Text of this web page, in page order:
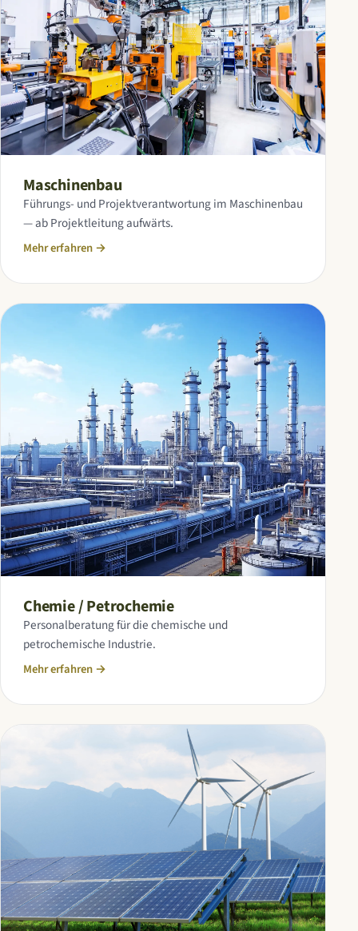
Maschinenbau
Führungs- und Projektverantwortung im Maschinenbau
— ab Projektleitung aufwärts.
Mehr erfahren→
Chemie / Petrochemie
Personalberatung für die chemische und
petrochemische Industrie.
Mehr erfahren→